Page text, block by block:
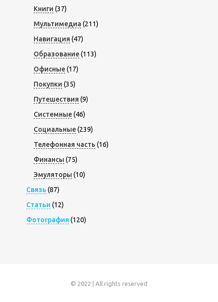
Книги (37)
Мультимедиа (211)
Навигация (47)
Образование(113)
Офисные(17)
Покупки (35)
Путешествия (9)
Системные(46)
Социальные(239)
Телефонная часть (16)
Финансы (75)
Эмуляторы (10)
Связь (87)
Статьи (12)
Фотография (120)
© 2022 | All rights reserved